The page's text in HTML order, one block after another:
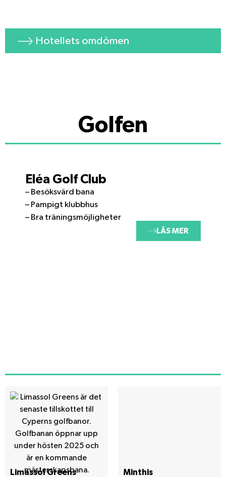
Hotellets omdömen
Golfen
Eléa Golf Club
– Besöksvärd bana
– Pampigt klubbhus
– Bra träningsmöjligheter
LÄS MER
Limassol Greens Minthis